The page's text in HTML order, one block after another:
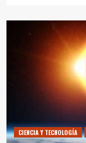
CIENCIA Y TECNOLOGÍA